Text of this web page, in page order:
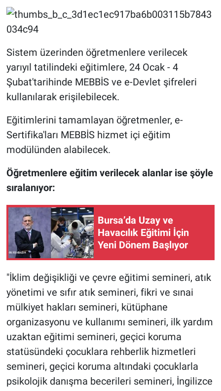
Sistem üzerinden öğretmenlere verilecek
yarıyıl tatilindeki eğitimlere, 24 Ocak - 4
Şubat'tarihinde MEBBİS ve e-Devlet şifreleri
kullanılarak erişilebilecek.
Eğitimlerini tamamlayan öğretmenler, e-
Sertifika'ları MEBBİS hizmet içi eğitim
modülünden alabilecek.
Öğretmenlere eğitim verilecek alanlar ise şöyle
sıralanıyor:
Bursa’da Uzay ve
Havacılık Eğitimi İçin
Yeni Dönem Başlıyor
"İklim değişikliği ve çevre eğitimi semineri, atık
yönetimi ve sıfır atık semineri, fikri ve sınai
mülkiyet hakları semineri, kütüphane
organizasyonu ve kullanımı semineri, ilk yardım
uzaktan eğitimi semineri, geçici koruma
statüsündeki çocuklara rehberlik hizmetleri
semineri, geçici koruma altındaki çocuklarla
psikolojik danışma becerileri semineri, İngilizce
Spor